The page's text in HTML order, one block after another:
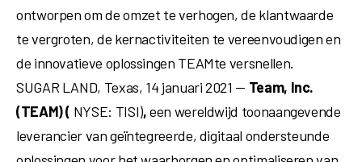
ontworpen om de omzet te verhogen, de klantwaarde
te vergroten, de kernactiviteiten te vereenvoudigen en
de innovatieve oplossingen TEAMte versnellen.
SUGAR LAND, Texas, 14 januari 2021 — Team, Inc.
(TEAM) ( NYSE: TISI),een wereldwijd toonaangevende
leverancier van geïntegreerde, digitaal ondersteunde